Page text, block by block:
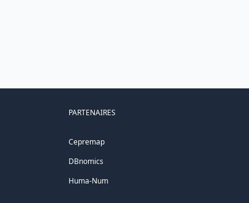
PARTENAIRES
Cepremap
DBnomics
Huma-Num